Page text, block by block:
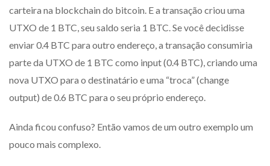
carteira na blockchain do bitcoin. E a transação criou uma
UTXO de 1 BTC, seu saldo seria 1 BTC. Se você decidisse
enviar 0.4 BTC para outro endereço, a transação consumiria
parte da UTXO de 1 BTC como input (0.4 BTC), criando uma
nova UTXO para o destinatário e uma “troca” (change
output) de 0.6 BTC para o seu próprio endereço.
Ainda ficou confuso? Então vamos de um outro exemplo um
pouco mais complexo.